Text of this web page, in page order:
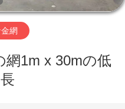
網
1m x 30mの低